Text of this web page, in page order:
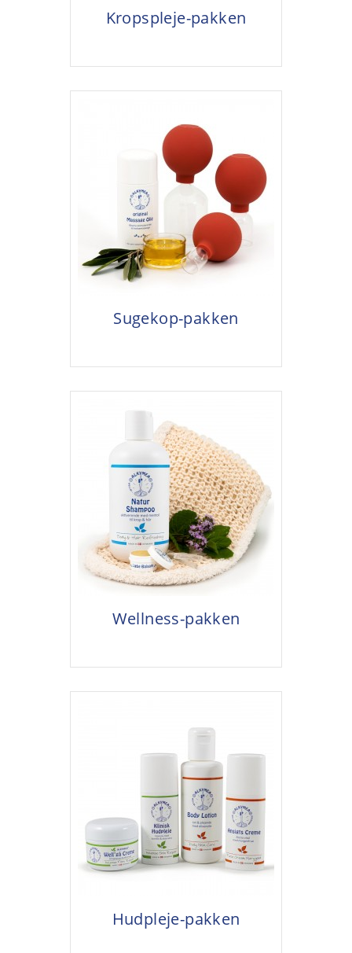
Kropspleje-pakken
Sugekop-pakken
Wellness-pakken
Hudpleje-pakken